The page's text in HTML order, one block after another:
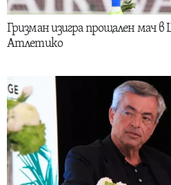
Гризман изигра прощален мач в
Атлетико